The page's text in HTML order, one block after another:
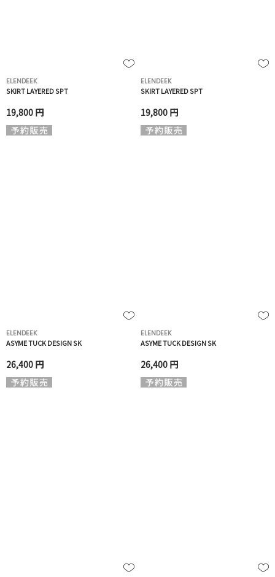
ELENDEEK
SKIRT LAYERED SPT
19,800 円
ELENDEEK
SKIRT LAYERED SPT
19,800 円
ELENDEEK
ASYME TUCK DESIGN SK
26,400 円
ELENDEEK
ASYME TUCK DESIGN SK
26,400 円